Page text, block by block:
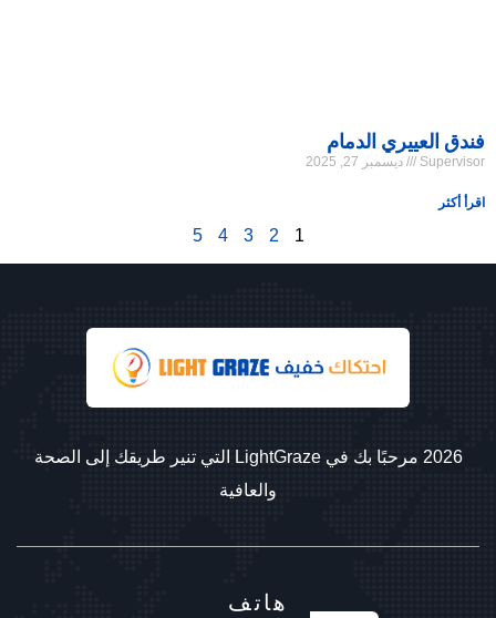
فندق العييري الدمام
Supervisor ديسمبر 27, 2025
اقرأ أكثر
1
2
3
4
5
2026 مرحبًا بك في LightGraze التي تنير طريقك إلى الصحة
والعافية
هاتف